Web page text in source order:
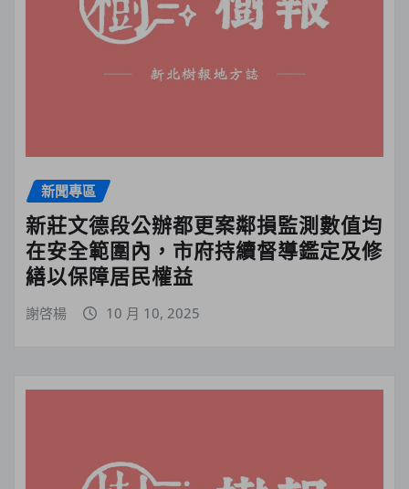
新聞專區
新莊文德段公辦都更案鄰損監測數值均
在安全範圍內，市府持續督導鑑定及修
繕以保障居民權益
謝啓楊 10 月 10, 2025